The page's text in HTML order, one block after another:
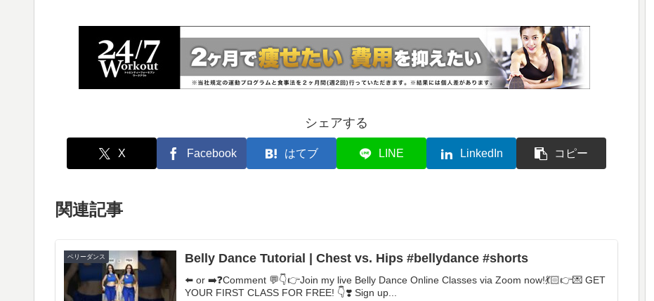
シェアする
X Facebook はてブ LINE LinkedIn コピー
関連記事
ベリーダンス Belly Dance Tutorial | Chest vs. Hips #bellydance #shorts
⬅️ or ➡️❓Comment 💬👇👉Join my live Belly Dance Online Classes via Zoom now!💃🏻👉💌 GET
YOUR FIRST CLASS FOR FREE! 👇❣️ Sign up...